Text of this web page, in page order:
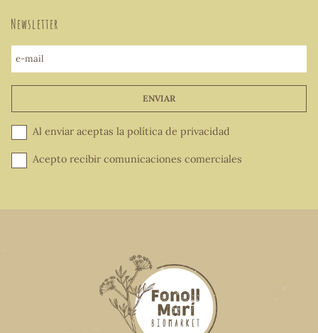
Newsletter
e-mail
ENVIAR
Al enviar aceptas la política de privacidad
Acepto recibir comunicaciones comerciales